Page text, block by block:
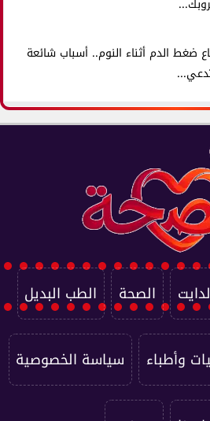
ضغط الدم أثناء النوم.. أسباب شائعة
الصحة الطب البديل
وأطباء سياسة الخصوصية